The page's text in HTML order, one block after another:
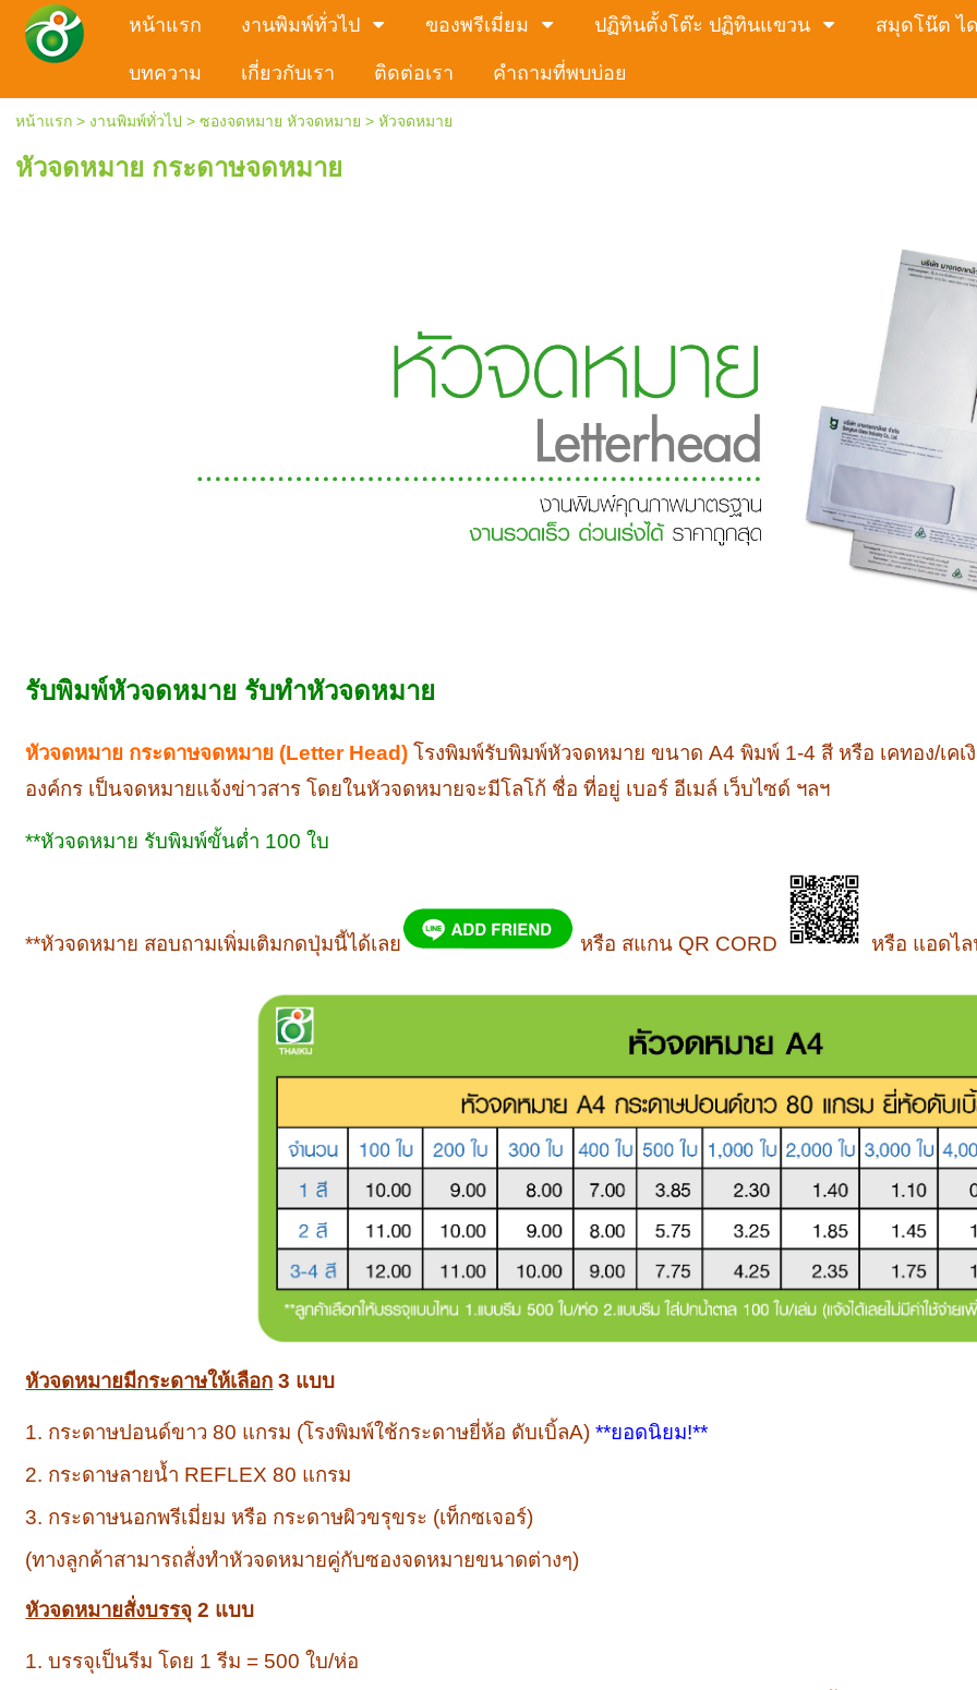
หน้าแรก งานพิมพ์ทั่วไป ของพรีเมี่ยม ปฏิทินตั้งโต๊ะ ปฏิทินแขวน สมุดโน๊ต ไ
บทความ เกี่ยวกับเรา ติดต่อเรา คำถามที่พบบ่อย
หน้าแรก> งานพิมพ์ทั่วไป > ซองจดหมาย หัวจดหมาย > หัวจดหมาย
หัวจดหมาย กระดาษจดหมาย
รับพิมพ์หัวจดหมาย รับทำหัวจดหมาย
หัวจดหมาย กระดาษจดหมาย (Letter Head) โรงพิมพ์รับพิมพ์หัวจดหมาย ขนาด A4 พิมพ์ 1-4 สี หรือ เคทอง/เคเ
องค์กร เป็นจดหมายแจ้งข่าวสาร โดยในหัวจดหมายจะมีโลโก้ ชื่อ ที่อยู่ เบอร์ อีเมล์ เว็บไซด์ ฯลฯ
**หัวจดหมาย รับพิมพ์ขั้นต่ำ 100 ใบ
**หัวจดหมาย สอบถามเพิ่มเติมกดปุ่มนี้ได้เลย หรือ สแกน QR CORD หรือ แอดไ
หัวจดหมายมีกระดาษให้เลือก 3 แบบ
1. กระดาษปอนด์ขาว 80 แกรม (โรงพิมพ์ใช้กระดาษยี่ห้อ ดับเบิ้ลA)**ยอดนิยม!**
2. กระดาษลายน้ำ REFLEX 80 แกรม
3. กระดาษนอกพรีเมี่ยม หรือ กระดาษผิวขรุขระ (เท็กซเจอร์)
(ทางลูกค้าสามารถสั่งทำหัวจดหมายคู่กับซองจดหมายขนาดต่างๆ)
หัวจดหมายสั่งบรรจุ 2 แบบ
1. บรรจุเป็นรีม โดย 1 รีม = 500 ใบ/ห่อ